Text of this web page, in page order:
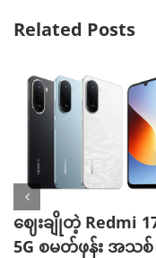
Related Posts
ဈေးချိုတဲ့ Redmi
5G စမတ်ဖုန်း အသစ်